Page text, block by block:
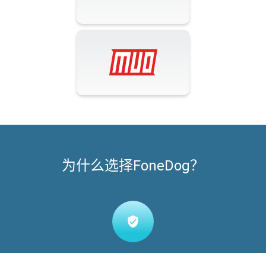
为什么选择FoneDog？